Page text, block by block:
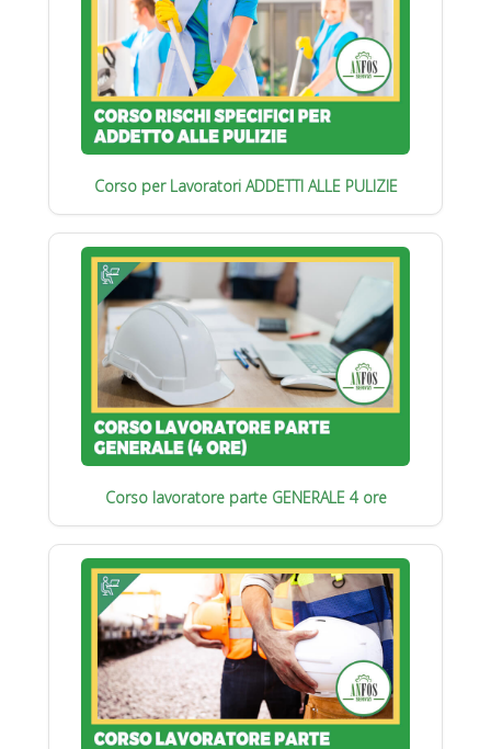
Corso per Lavoratori ADDETTI ALLE PULIZIE
Corso lavoratore parte GENERALE 4 ore